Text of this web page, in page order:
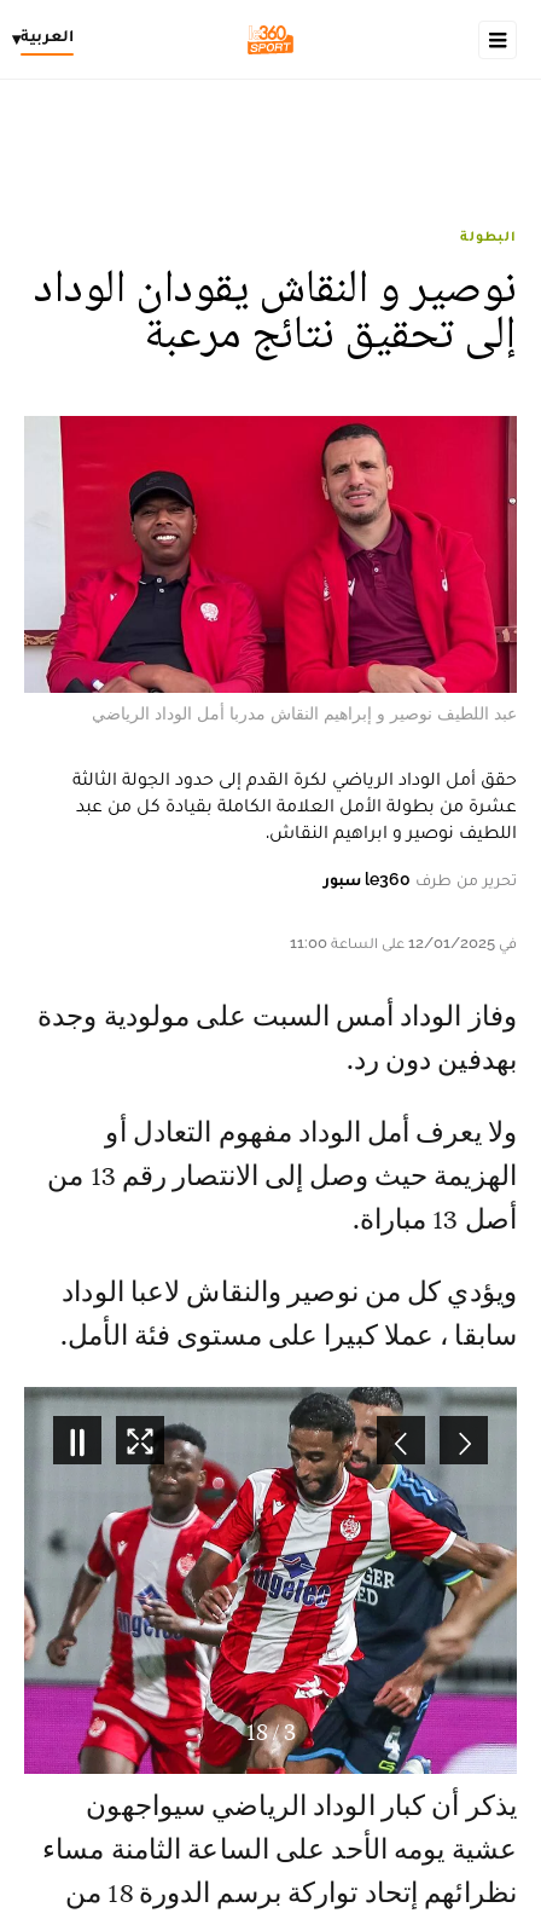
العربية▾
البطولة
نوصير و النقاش يقودان الوداد
إلى تحقيق نتائج مرعبة
عبد اللطيف نوصير و إبراهيم النقاش مدربا أمل الوداد الرياضي
حقق أمل الوداد الرياضي لكرة القدم إلى حدود الجولة الثالثة
عشرة من بطولة الأمل العلامة الكاملة بقيادة كل من عبد
اللطيف نوصير و ابراهيم النقاش.
تحرير من طرف le360 سبور
في 12/01/2025 على الساعة 11:00
و فاز الوداد أمس السبت على مولودية وجدة
بهدفين دون رد.
ولا يعرف أمل الوداد مفهوم التعادل أو
الهزيمة حيث وصل إلى الانتصار رقم 13 من
أصل 13 مباراة.
ويؤدي كل من نوصير والنقاش لاعبا الوداد
سابقا ، عملا كبيرا على مستوى فئة الأمل.
3
/
18
يذكر أن كبار الوداد الرياضي سيواجهون
عشية يومه الأحد على الساعة الثامنة مساء
نظرائهم إتحاد تواركة برسم الدورة 18 من